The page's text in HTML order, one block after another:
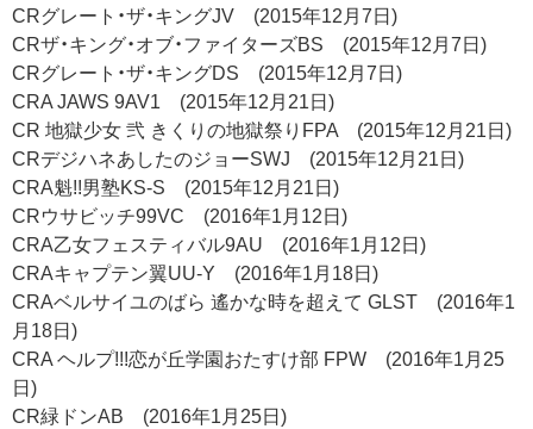
CRグレート・ザ・キングJV (2015年12月7日)
CRザ・キング・オブ・ファイターズBS (2015年12月7日)
CRグレート・ザ・キングDS (2015年12月7日)
CRA JAWS 9AV1 (2015年12月21日)
CR 地獄少女 弐 きくりの地獄祭りFPA (2015年12月21日)
CRデジハネあしたのジョーSWJ (2015年12月21日)
CRA魁!!男塾KS-S (2015年12月21日)
CRウサビッチ99VC (2016年1月12日)
CRA乙女フェスティバル9AU (2016年1月12日)
CRAキャプテン翼UU-Y (2016年1月18日)
CRAベルサイユのばら 遙かな時を超えて GLST (2016年1
月18日)
CRA ヘルプ!!!恋が丘学園おたすけ部 FPW (2016年1月25
日)
CR緑ドンAB (2016年1月25日)